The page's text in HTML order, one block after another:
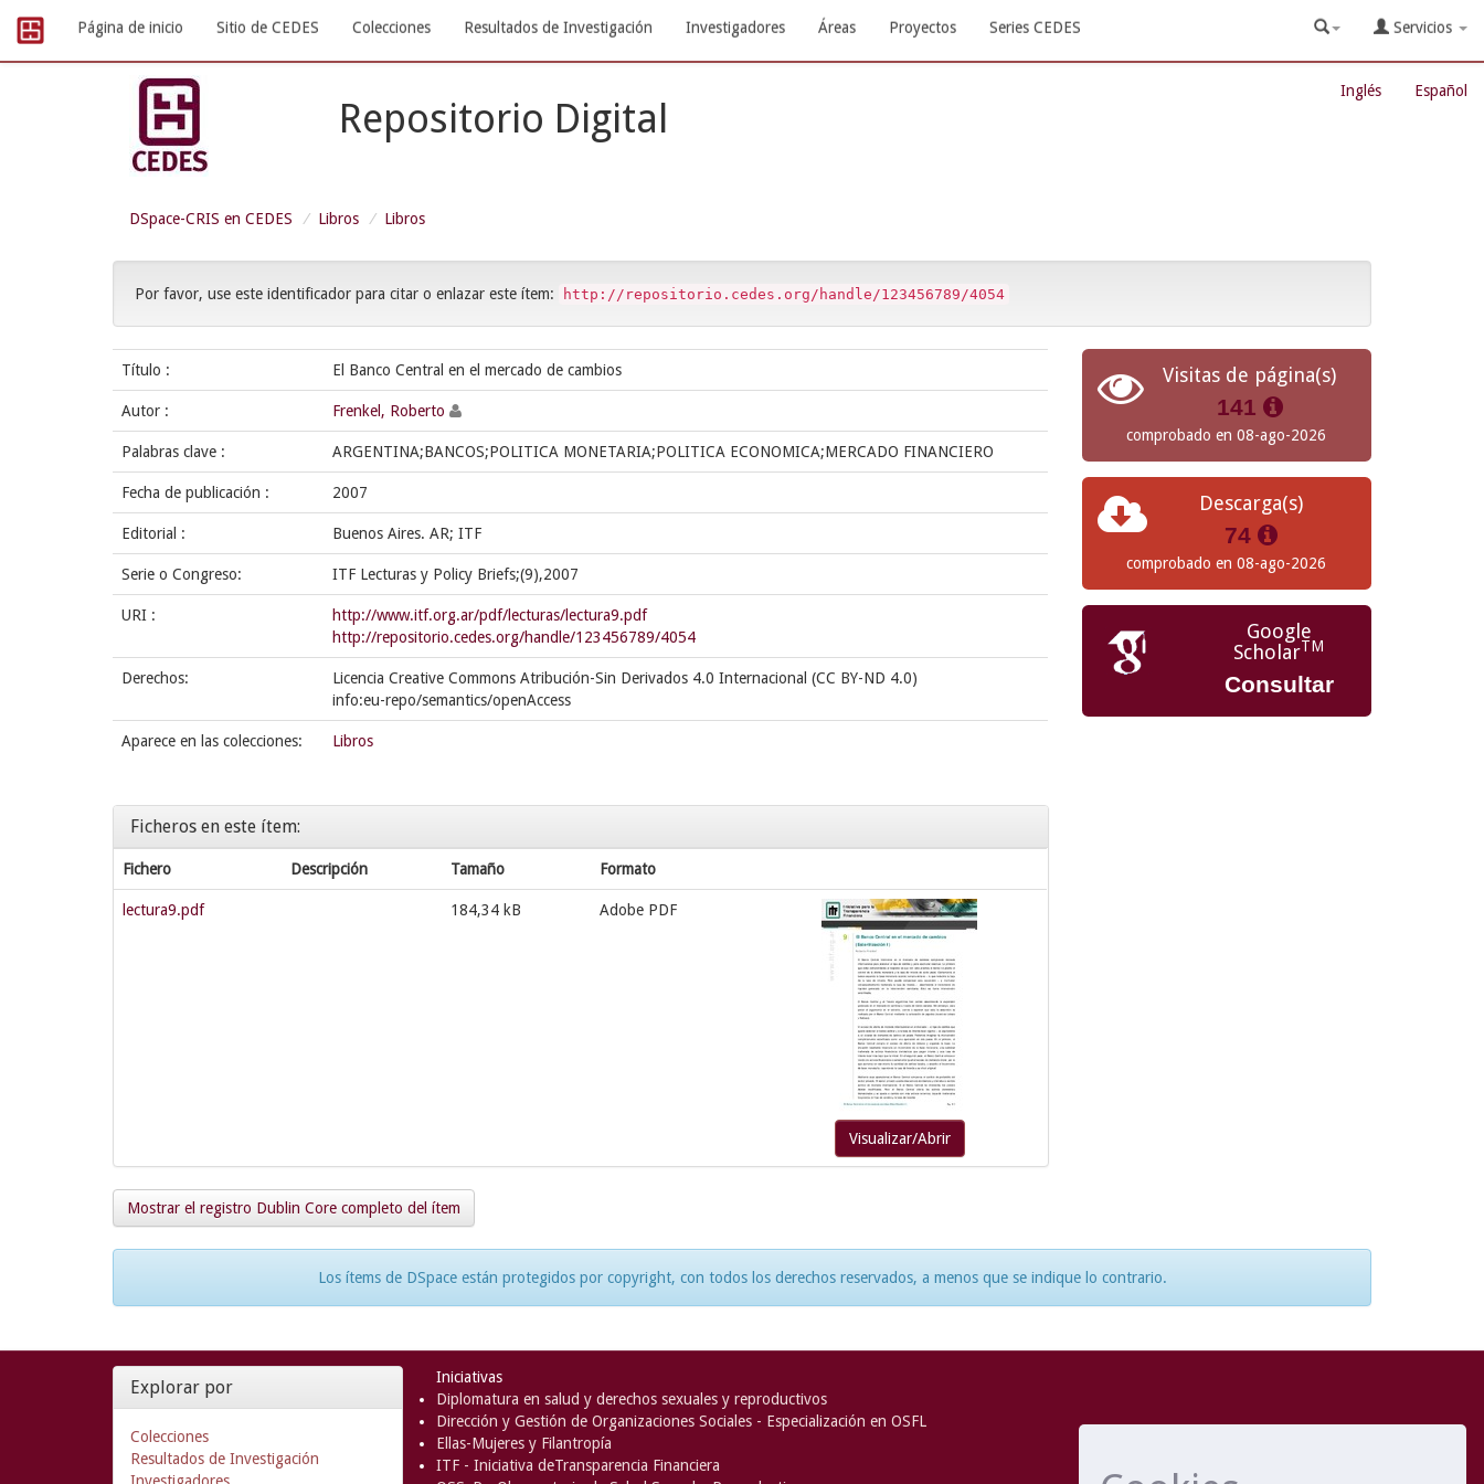
navigation
Página de inicio Sitio de CEDES Colecciones Resultados de Investigación Investigadores Áreas Proyectos Series CEDES Servicios
Inglés Español
Repositorio Digital
DSpace-CRIS en CEDES Libros Libros
Por favor, use este identificador para citar o enlazar este ítem: http://repositorio.cedes.org/handle/123456789/4054
Título : El Banco Central en el mercado de cambios
Autor : Frenkel, Roberto
Palabras clave : ARGENTINA;BANCOS;POLITICA MONETARIA;POLITICA ECONOMICA;MERCADO FINANCIERO
Fecha de publicación : 2007
Editorial : Buenos Aires. AR; ITF
Serie o Congreso: ITF Lecturas y Policy Briefs;(9),2007
URI :
http://www.itf.org.ar/pdf/lecturas/lectura9.pdf
http://repositorio.cedes.org/handle/123456789/4054
Derechos:
Licencia Creative Commons Atribución-Sin Derivados 4.0 Internacional (CC BY-ND 4.0)
info:eu-repo/semantics/openAccess
Aparece en las colecciones: Libros
Ficheros en este ítem:
Fichero Descripción Tamaño Formato
lectura9.pdf 184,34 kB Adobe PDF
Visualizar/Abrir
Mostrar el registro Dublin Core completo del ítem
Visitas de página(s)
141
comprobado en 08-ago-2026
Descarga(s)
74
comprobado en 08-ago-2026
Google
ScholarTM
Consultar
Los ítems de DSpace están protegidos por copyright, con todos los derechos reservados, a menos que se indique lo contrario.
Explorar por
Colecciones
Resultados de Investigación
Iniciativas
Diplomatura en salud y derechos sexuales y reproductivos
Dirección y Gestión de Organizaciones Sociales - Especialización en OSFL
Ellas-Mujeres y Filantropía
ITF - Iniciativa deTransparencia Financiera